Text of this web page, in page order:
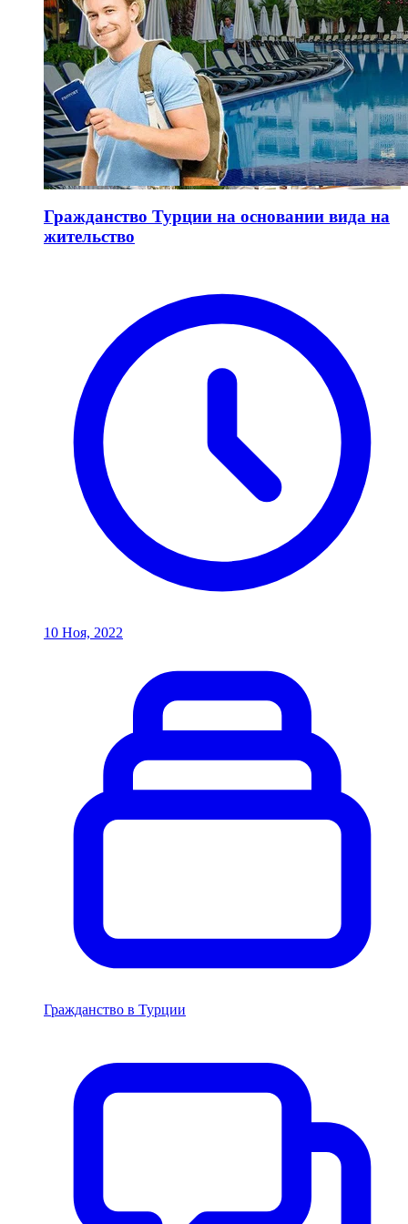
Гражданство Турции на основании вида на
жительство
10 Ноя, 2022
Гражданство в Турции